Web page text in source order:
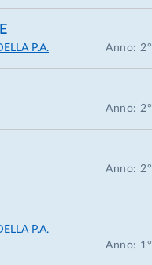
P.A. Anno: 2°
Anno: 2°
Anno: 2°
P.A.
Anno: 1°